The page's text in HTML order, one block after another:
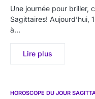
Une journée pour briller,
Sagittaires! Aujourd’hui,
à…
Lire plus
HOROSCOPE DU JOUR